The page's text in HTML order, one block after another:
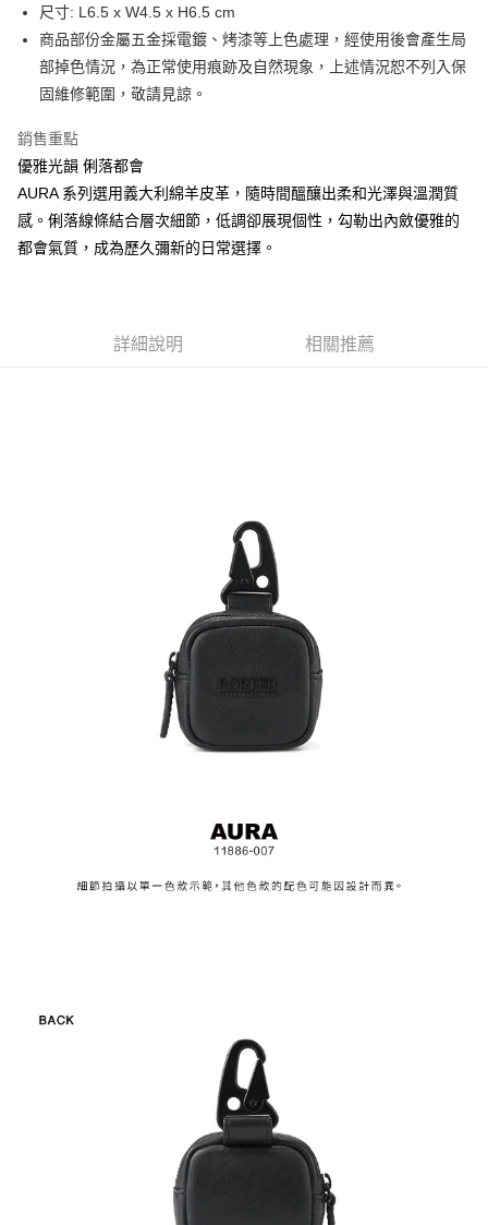
1.本服務由台灣大哥大提供，台灣大哥大用戶可立即使用無須另外申請。
2.付款方式選擇「大哥付你分期」，訂單成立後會自動跳轉到大哥付的交易
流程，驗證手機門號後，選擇欲分期的期數、繳款截止日，確認付款後即完
成交易。
3.實際核准額度、可分期數及費用金額請依後續交易確認頁面所載為準。
消。如遇「轉專審核」未通過狀況，表示未達大哥付你分期系統評分，恕無
法說明評估內容。
【繳款方式說明】
1.分期款項不併入電信帳單，「大哥付你分期」於每月結算日後寄送繳費提
2.透過簡訊連結打開帳單後，可選擇「超商條碼／台灣大直營門市／銀行轉
帳／街口支付／iPASS MONEY」等通路繳費。
買賣價金債權讓與本公司後，依約使用本公司帳單繳交帳款。
AFTEE先享後付
相關說明
【關於「AFTEE先享後付」】
AFTEE先享後付是「在收到商品之後才付款」的支付方式。 讓您購物簡單
便利好安心！
２．便利：只要手機號碼，簡訊認證，即可結帳。
３．安心：先確認商品／服務後，再付款。
【「AFTEE先享後付」結帳流程】
１．於結帳方式選擇「AFTEE先享後付」後，將跳轉至「AFTEE先享後付」
２．訂單成立數日內，您將收到繳費通知簡訊。
購買商品的店家。未經商家同意取消之訂單仍視為有效，需透過AFTEE先享
後付繳納相關費用。
２．關於個人資料處理事宜，請瀏覽以下網址：
３．未成年的使用者請事先徵得法定代理人或監護人之同意方可使用
「AFTEE先享後付」，若未經同意申辦者引起之損失，本公司不負相關責
４．使用「AFTEE先享後付」時，將依據個別帳號之用戶狀況，依本公司即
時審查核予不同之上限額度；若仍有額度不足之情形，本公司將視審查結果
請求用戶進行身份認證。
５．嚴禁一人註冊多個帳號或使用他人資訊註冊。若發現惡意使用之情形，
恩沛科技股份有限公司將有權停止該用戶之使用額度並採取法律行動。
ATM付款
運送方式
付款後全家取貨
每筆NT$70，滿NT$899(含以上)免運費
付款後7-11取貨
每筆NT$100，滿NT$1,000(含以上)免運費
尺寸: L6.5 x W4.5 x H6.5 cm
商品部份金屬五金採電鍍、烤漆等上色處理，經使用後會產生局
部掉色情況，為正常使用痕跡及自然現象，上述情況恕不列入保
固維修範圍，敬請見諒。
銷售重點
優雅光韻 俐落都會
AURA 系列選用義大利綿羊皮革，隨時間醞釀出柔和光澤與溫潤質
感。俐落線條結合層次細節，低調卻展現個性，勾勒出內斂優雅的
都會氣質，成為歷久彌新的日常選擇。
詳細說明 相關推薦